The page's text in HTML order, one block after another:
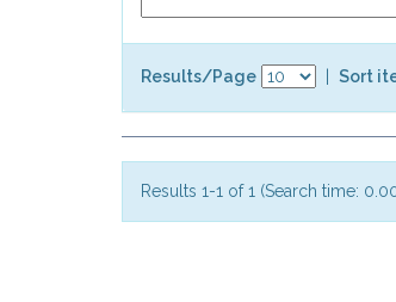
Results/Page Sort
Results 1-1 of 1 (Search time: